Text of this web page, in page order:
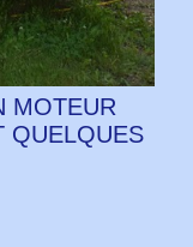
MOTEUR
QUELQUES